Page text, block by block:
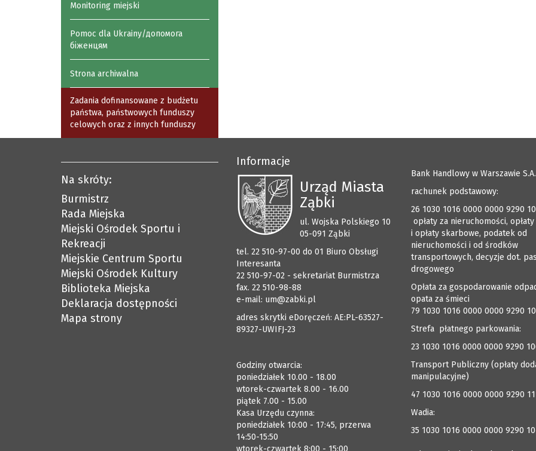
Monitoring miejski
Pomoc dla Ukrainy/допомога
біженцям
Strona archiwalna
Zadania dofinansowane z budżetu
państwa, państwowych funduszy
celowych oraz z innych funduszy
Na skróty:
Burmistrz
Rada Miejska
Miejski Ośrodek Sportu i
Rekreacji
Miejskie Centrum Sportu
Miejski Ośrodek Kultury
Biblioteka Miejska
Deklaracja dostępności
Mapa strony
Informacje
Urząd Miasta
Ząbki
ul. Wojska Polskiego 10
05-091 Ząbki
tel. 22 510-97-00 do 01 Biuro Obsługi
Interesanta
22 510-97-02 - sekretariat Burmistrza
fax. 22 510-98-88
e-mail: um@zabki.pl
adres skrytki eDoręczeń: AE:PL-63527-
89327-UWIFJ-23
Godziny otwarcia:
poniedziałek 10.00 - 18.00
wtorek-czwartek 8.00 - 16.00
piątek 7.00 - 15.00
Kasa Urzędu czynna:
poniedziałek 10:00 - 17:45, przerwa
14:50-15:50
wtorek-czwartek 8:00 - 15:00
Bank Handlowy w Warszawie S.A.
rachunek podstawowy:
26 1030 1016 0000 0000 9290
opłaty za nieruchomości,
i opłaty skarbowe, podatek od
nieruchomości i od środków
transportowych, decyzje dot.
drogowego
Opłata za gospodarowanie
opata za śmieci
79 1030 1016 0000 0000 9290
Strefa płatnego parkowania:
23 1030 1016 0000 0000 9290
Transport Publiczny (opłaty
manipulacyjne)
47 1030 1016 0000 0000 9290
Wadia:
35 1030 1016 0000 0000 9290